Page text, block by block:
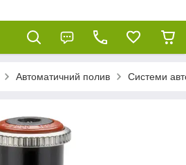
Автоматичний полив Системи